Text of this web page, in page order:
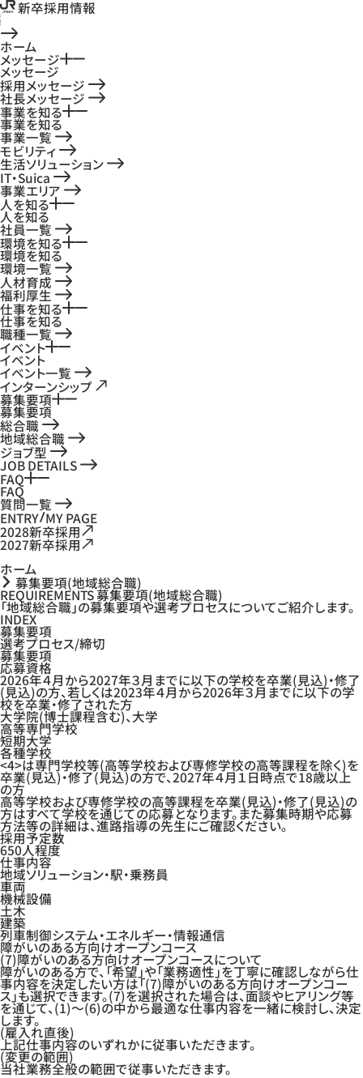
新卒採用情報
ホーム
メッセージ
メッセージ
採用メッセージ
社長メッセージ
事業を知る
事業を知る
事業一覧
モビリティ
生活ソリューション
IT・Suica
事業エリア
人を知る
人を知る
社員一覧
環境を知る
環境を知る
環境一覧
人材育成
福利厚生
仕事を知る
仕事を知る
職種一覧
イベント
イベント
イベント一覧
インターンシップ
募集要項
募集要項
総合職
地域総合職
ジョブ型
JOB DETAILS
FAQ
FAQ
質問一覧
ENTRY MY PAGE
2028新卒採用
2027新卒採用
ホーム
募集要項(地域総合職)
REQUIREMENTS募集要項(地域総合職)
「地域総合職」の募集要項や選考プロセスについてご紹介します。
INDEX
募集要項
選考プロセス/締切
募集要項
応募資格
2026年４月から2027年３月までに以下の学校を卒業(見込)・修了
(見込)の方、若しくは2023年４月から2026年３月までに以下の学
校を卒業・修了された方
大学院(博士課程含む)、大学
高等専門学校
短期大学
各種学校
<4>は専門学校等(高等学校および専修学校の高等課程を除く)を
卒業(見込)・修了(見込)の方で、2027年４月１日時点で18歳以上
の方
高等学校および専修学校の高等課程を卒業(見込)・修了(見込)の
方はすべて学校を通じての応募となります。また募集時期や応募
方法等の詳細は、進路指導の先生にご確認ください。
採用予定数
650人程度
仕事内容
地域ソリューション・駅・乗務員
車両
機械設備
土木
建築
列車制御システム・エネルギー・情報通信
障がいのある方向けオープンコース
(7)障がいのある方向けオープンコースについて
障がいのある方で、「希望」や「業務適性」を丁寧に確認しながら仕
事内容を決定したい方は「(7)障がいのある方向けオープンコー
ス」も選択できます。(7)を選択された場合は、面談やヒアリング等
を通じて、(1)～(6)の中から最適な仕事内容を一緒に検討し、決定
します。
(雇入れ直後)
上記仕事内容のいずれかに従事いただきます。
(変更の範囲)
当社業務全般の範囲で従事いただきます。